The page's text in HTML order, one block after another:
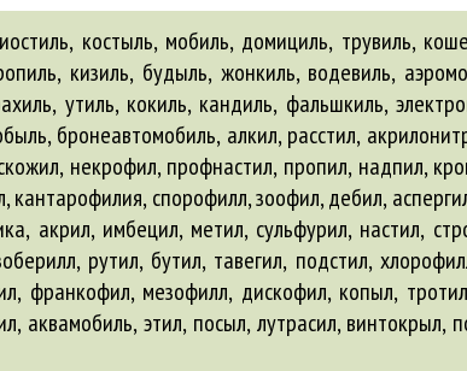
костыль, мобиль, домициль, трувиль,
кизиль, будыль, жонкиль, водевиль,
утиль, кокиль, кандиль, фальшкиль,
бронеавтомобиль, алкил, расстил,
некрофил, профнастил, пропил, надпил,
кантарофилия, спорофилл, зоофил, дебил,
акрил, имбецил, метил, сульфурил, настил,
рутил, бутил, тавегил, подстил,
франкофил, мезофилл, дискофил, копыл,
аквамобиль, этил, посыл, лутрасил, винтокрыл,